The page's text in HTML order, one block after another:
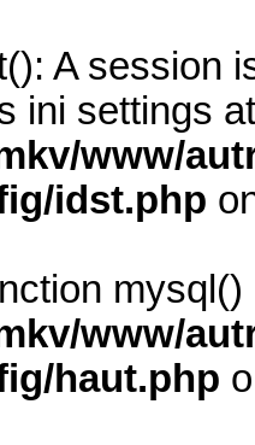
A session
ini settings
www/
idst.php
www/
haut.php